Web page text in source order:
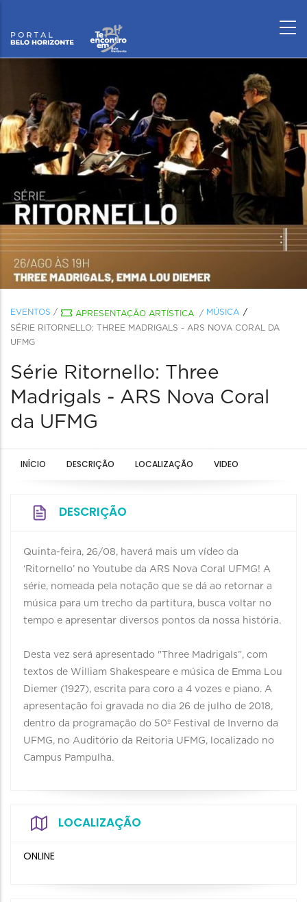
EVENTOS / APRESENTAÇÃO ARTÍSTICA / MÚSICA
SÉRIE RITORNELLO: THREE MADRIGALS - ARS NOVA CORAL DA
UFMG
Série Ritornello: Three
Madrigals - ARS Nova Coral
da UFMG
INÍCIO DESCRIÇÃO LOCALIZAÇÃO VIDEO
DESCRIÇÃO
Quinta-feira, 26/08, haverá mais um vídeo da
‘Ritornello’ no Youtube da ARS Nova Coral UFMG! A
série, nomeada pela notação que se dá ao retornar a
música para um trecho da partitura, busca voltar no
tempo e apresentar diversos pontos da nossa história.
Desta vez será apresentado "Three Madrigals”, com
textos de William Shakespeare e música de Emma Lou
Diemer (1927), escrita para coro a 4 vozes e piano. A
apresentação foi gravada no dia 26 de julho de 2018,
dentro da programação do 50º Festival de Inverno da
UFMG, no Auditório da Reitoria UFMG, localizado no
Campus Pampulha.
LOCALIZAÇÃO
ONLINE